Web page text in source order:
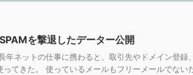
を撃退したデーター公開
年ネットの仕事に携わると、取引先やドメイン登録
ってきた。 使っているメールもフリーメールでない